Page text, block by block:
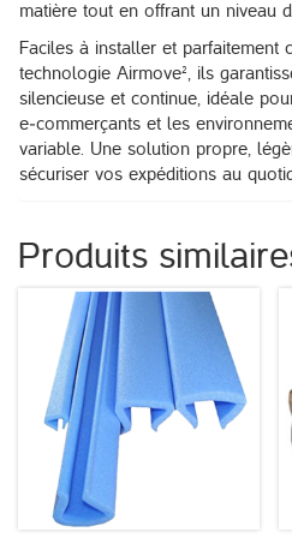
matière tout en offrant un niveau
Faciles à installer et parfaitement
technologie Airmove², ils
silencieuse et continue, idéale
e‑commerçants et les
variable. Une solution propre,
sécuriser vos expéditions au
Produits